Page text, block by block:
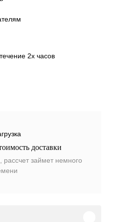
доставки
займет немного